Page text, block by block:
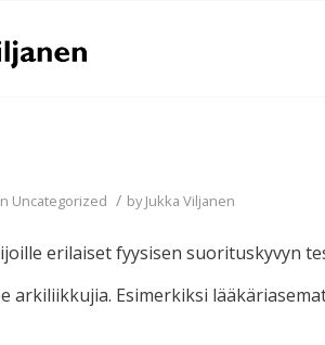
Uncategorized / byJukka Viljanen
erilaiset fyysisen suorituskyvyn
arkiliikkujia. Esimerkiksi